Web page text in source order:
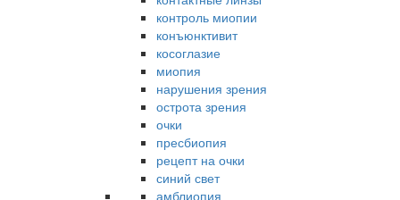
контроль миопии
конъюнктивит
косоглазие
миопия
нарушения зрения
острота зрения
очки
пресбиопия
рецепт на очки
синий свет
амблиопия